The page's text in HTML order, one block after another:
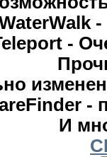
-
-
И